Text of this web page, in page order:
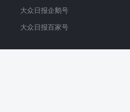
大众日报企鹅号
大众日报百家号